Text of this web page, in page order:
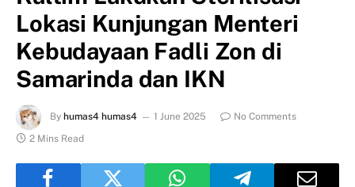
Lokasi Kunjungan Menteri
Kebudayaan Fadli Zon di
Samarinda dan IKN
By humas4 humas4 1 June 2025
No Comments
2 Mins Read